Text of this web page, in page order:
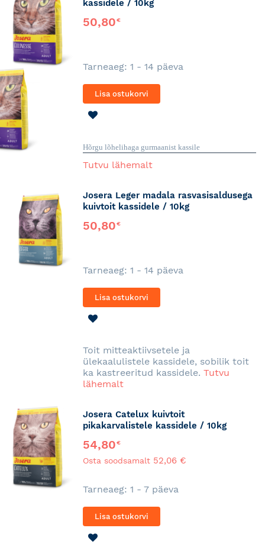
kassidele / 10kg
50,80€
Tarneaeg: 1 - 14 päeva
Lisa ostukorvi
Hõrgu lõhelihaga gurmaanist kassile
Tutvu lähemalt
Josera Leger madala rasvasisaldusega
kuivtoit kassidele / 10kg
50,80€
Tarneaeg: 1 - 14 päeva
Lisa ostukorvi
Toit mitteaktiivsetele ja
ülekaalulistele kassidele, sobilik toit
ka kastreeritud kassidele. Tutvu
lähemalt
Josera Catelux kuivtoit
pikakarvalistele kassidele / 10kg
54,80€
Osta soodsamalt 52,06 €
Tarneaeg: 1 - 7 päeva
Lisa ostukorvi